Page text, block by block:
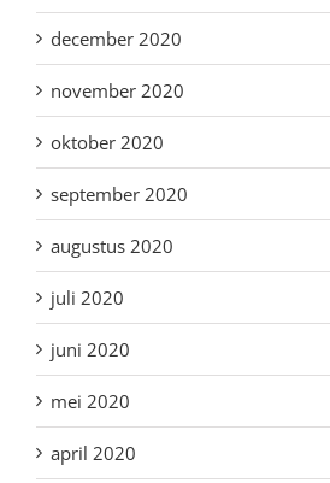
december 2020
november 2020
oktober 2020
september 2020
augustus 2020
juli 2020
juni 2020
mei 2020
april 2020